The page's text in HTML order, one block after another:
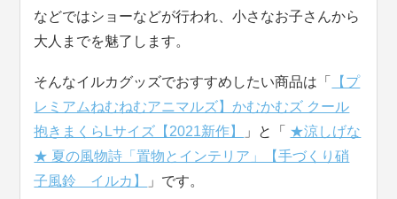
などではショーなどが行われ、小さなお子さんから
大人までを魅了します。
そんなイルカグッズでおすすめしたい商品は「
【プ
レミアムねむねむアニマルズ】かむかむズ クール
抱きまくらLサイズ【2021新作】
」と「 ★涼しげな
★ 夏の風物詩「置物とインテリア」【手づくり硝
子風鈴 イルカ】
」です。